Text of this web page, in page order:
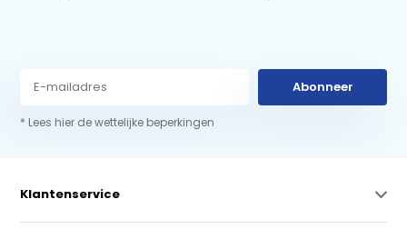
Abonneer
* Lees hier de wettelijke beperkingen
Klantenservice